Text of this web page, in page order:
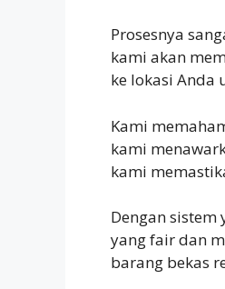
Prosesnya
kami akan
ke lokasi Anda
Kami
kami
kami
Dengan
yang fair dan
barang bekas